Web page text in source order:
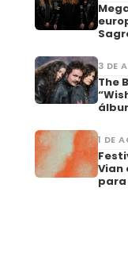
3 DE
The
1 DE
Vian
para